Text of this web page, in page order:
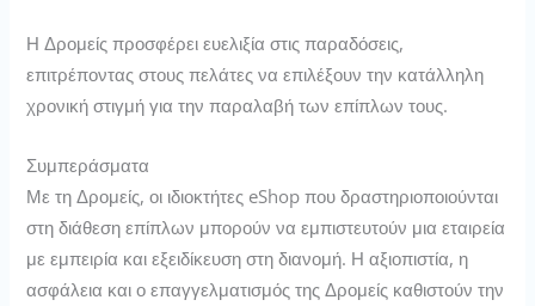
Η Δρομείς προσφέρει ευελιξία στις παραδόσεις,
επιτρέποντας στους πελάτες να επιλέξουν την κατάλληλη
χρονική στιγμή για την παραλαβή των επίπλων τους.
Συμπεράσματα
Με τη Δρομείς, οι ιδιοκτήτες eShop που δραστηριοποιούνται
στη διάθεση επίπλων μπορούν να εμπιστευτούν μια εταιρεία
με εμπειρία και εξειδίκευση στη διανομή. Η αξιοπιστία, η
ασφάλεια και ο επαγγελματισμός της Δρομείς καθιστούν την